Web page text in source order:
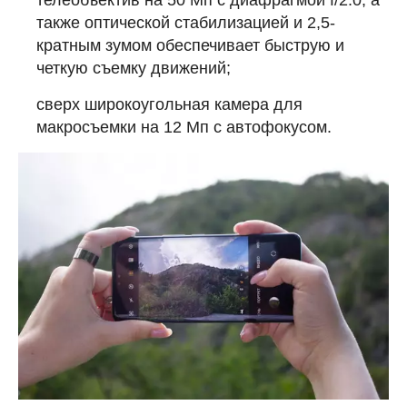
также оптической стабилизацией и 2,5-
кратным зумом обеспечивает быструю и
четкую съемку движений;
сверх широкоугольная камера для
макросъемки на 12 Мп с автофокусом.